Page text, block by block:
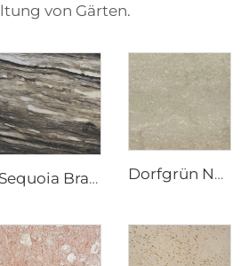
von Gärten.
Sequoia Braun Natürlicher Kalkstein Steinplatte Dorfgrün Natürliche Einzigartige Merkmale Kalksteinscheibe